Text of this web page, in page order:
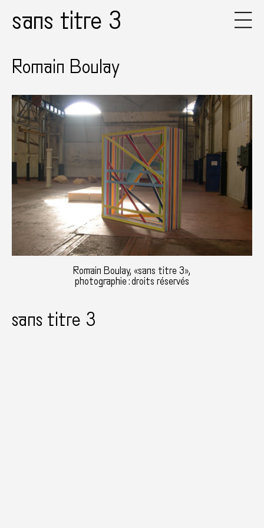
sans titre 3
Romain Boulay
Romain Boulay, «sans titre 3»,
photographie : droits réservés
sans titre 3